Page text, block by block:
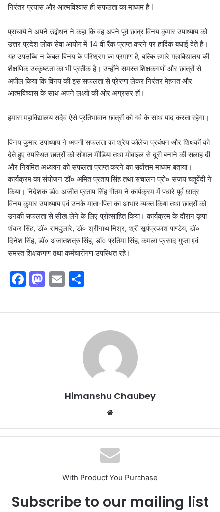
निरंतर प्रयास और आत्मविश्वास ही सफलता का माध्यम है l
प्राचार्य ने अपने उद्बोधन ने कहा कि वह अपने पूर्व छात्र विनय कुमार उपाध्याय को
उत्तर प्रदेश लोक सेवा आयोग में 14 वीं रैंक प्राप्त करने पर हार्दिक बधाई देते है।
यह उपलब्धि न केवल विनय के परिश्रम का प्रमाण है, बल्कि हमारे महाविद्यालय की
शैक्षणिक उत्कृष्टता का भी प्रतीक है। उन्होंने समस्त शिक्षकगणों और छात्रों से
अपील किया कि विनय की इस सफलता से प्रेरणा लेकर निरंतर मेहनत और
आत्मविश्वास के साथ अपने लक्ष्यों की ओर अग्रसर हों।
हमारा महाविद्यालय सदैव ऐसे प्रतिभावान छात्रों को गर्व के साथ याद करता रहेगा।
विनय कुमार उपाध्याय ने अपनी सफलता का श्रेय कॉलेज प्रबंधन और शिक्षकों को
देते हुए उपस्थित छात्रों को सोशल मीडिया तथा मोबाइल से दूरी बनाने की सलाह दी
और नियमित अध्ययन को सफलता प्राप्त करने का सर्वोत्तम माध्यम बताया।
कार्यक्रम का संयोजन डॉ० अमित प्रताप सिंह तथा संचालन प्रो० संजय चतुर्वेदी ने
किया। निदेशक डॉ० अजीत प्रताप सिंह गौतम ने कार्यक्रम में पधारे पूर्व छात्र
विनय कुमार उपाध्याय एवं उनके माता-पिता का आभार व्यक्त किया तथा छात्रों को
उनकी सफलता से सीख लेने के लिए प्रोत्साहित किया। कार्यक्रम के दौरान कृपा
शंकर सिंह, डॉ० रामदुलारे, डॉ० श्रीनाथ मिश्र, श्री सूर्यप्रकाश पाण्डेय, डॉ०
दिनेश सिंह, डॉ० अजातशत्रु सिंह, डॉ० प्रतिमा सिंह, कमला प्रसाद गुप्ता एवं
समस्त शिक्षकगण तथा कर्मचारीगण उपस्थित रहे।
F
c
e
M
st
o
E
ai
l
ar
e
Himanshu Chaubey
With Product You Purchase
Subscribe to our mailing list